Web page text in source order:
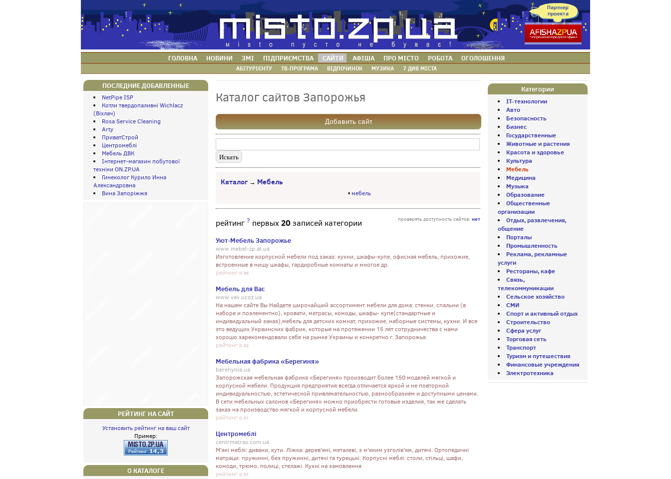
ГОЛОВНА НОВИНИ ЗМІ ПІДПРИЄМСТВА САЙТИ АФІША ПРО МІСТО РОБОТА ОГОЛОШЕННЯ
АБІТУРІЄНТУ ТВ-ПРОГРАМА ВІДПОЧИНОК МУЗИКА 7 ДИВ МІСТА
ПОСЛЕДНИЕ ДОБАВЛЕННЫЕ
NetPipe ISP
Котли твердопаливні Wichlacz
(Віхлач)
Rosa Service Cleaning
Arty
ПриватСтрой
Центромеблі
Мебель ДВК
Інтернет-магазин побутової
техніки ON.ZP.UA
Гинеколог Курило Инна
Александровна
Вина Запоріжжя
РЕЙТИНГ НА САЙТ
Установить рейтинг на ваш сайт
Пример:
О КАТАЛОГЕ
Каталог сайтов Запорожья
Добавить сайт
Каталог → Мебель
• мебель
проверять доступность сайтов: нет
рейтинг ? первых20записей категории
Уют-Мебель Запорожье
www.mebel-zp.at.ua
Изготовление корпусной мебели под заказ: кухни, шкафы-купе, офисная мебель, прихожие,
встроенные в нишу шкафы, гардиробные комнаты и многое др.
рейтинг 0.95
Мебель для Вас
www.vav.ucoz.ua
На нашем сайте Вы Найдете широчайший ассортимент мебели для дома: стенки, спальни (в
наборе и поэлементно), кровати, матрасы, комоды, шкафы- купе(стандартные и
индивидуальный заказ),мебель для детских комнат, прихожие, наборные системы, кухни. И все
это ведущих Украинских фабрик, которые на протяжении 15 лет сотрудничества с нами
хорошо зарекомендовали себя на рынке Украины и конкретно г. Запорожья.
рейтинг 0.52
Мебельная фабрика «Берегиня»
berehynia.ua
Запорожская мебельная фабрика «Берегиня» производит более 150 моделей мягкой и
корпусной мебели. Продукция предприятия всегда отличается яркой и не повторной
индивидуальностью, эстетической привлекательностью, разнообразием и доступными ценами.
В сети мебельных салонов «Берегиня» можно приобрести готовые изделия, так же сделать
заказ на производство мягкой и корпусной мебели.
рейтинг 0.51
Центромеблі
centrmatras.com.ua
М'які меблі: дивани, кути. Ліжка: дерев'яні, металеві, з м'яким узголів'ям, дитячі. Ортопедичні
матраци: пружинні, без пружинні, дитячі та турецькі. Корпусні меблі: столи, стільці, шафи,
комоди, трюмо, полиці, стелажі. Кухні на замовлення
рейтинг 0.51
Категории
IT-технологии
Авто
Безопасность
Бизнес
Государственные
Животные и растения
Красота и здоровье
Культура
Мебель
Медицина
Музыка
Образование
Общественные
организации
Отдых, развлечения,
общение
Порталы
Промышленность
Реклама, рекламные
услуги
Рестораны, кафе
Связь,
телекоммуникации
Сельское хозяйство
СМИ
Спорт и активный отдых
Строительство
Сфера услуг
Торговая сеть
Транспорт
Туризм и путешествия
Финансовые учреждения
Электротехника